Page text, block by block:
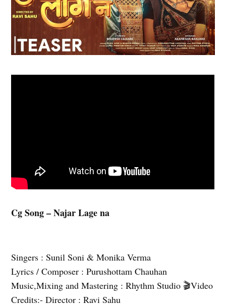
Cg Song – Najar Lage na
Singers : Sunil Soni & Monika Verma
Lyrics / Composer : Purushottam Chauhan
Music,Mixing and Mastering : Rhythm Studio 🎬Video
Credits:- Director : Ravi Sahu